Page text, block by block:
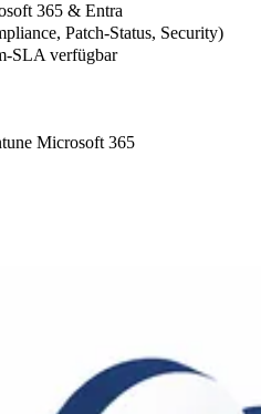
365 & Entra
Patch-Status, Security)
SLA verfügbar
Microsoft 365